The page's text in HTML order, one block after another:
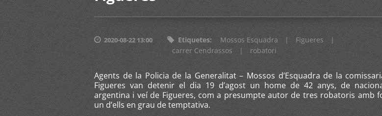
2020-08-22 13:00 Etiquetes: Mossos Esquadra | Figueres
|
carrer Cendrassos
| robatori
Agents de la Policia de la Generalitat – Mossos d’Esquadra de la
Figueres van detenir el dia 19 d’agost un home de 42 anys, de
argentina i veí de Figueres, com a presumpte autor de tres robatoris amb
un d’ells en grau de temptativa.